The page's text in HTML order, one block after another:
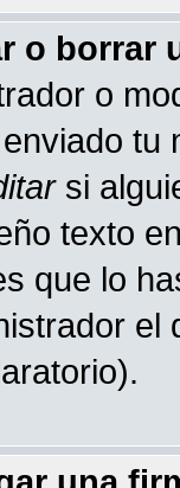
o borrar
o
tu
si
texto
que lo